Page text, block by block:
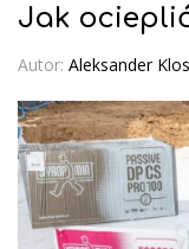
Jak
Autor: Aleksander Klos